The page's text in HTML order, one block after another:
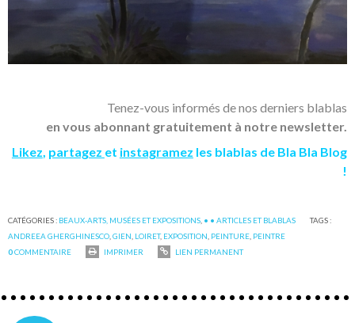
Tenez-vous informés de nos derniers blablas
en vous abonnant gratuitement à notre newsletter.
Likez, partagez et instagramez les blablas de Bla Bla Blog
!
CATÉGORIES : BEAUX-ARTS, MUSÉES ET EXPOSITIONS, • • ARTICLES ET BLABLAS
TAGS :
ANDREEA GHERGHINESCO,GIEN, LOIRET, EXPOSITION, PEINTURE, PEINTRE
0COMMENTAIRE IMPRIMER LIEN PERMANENT